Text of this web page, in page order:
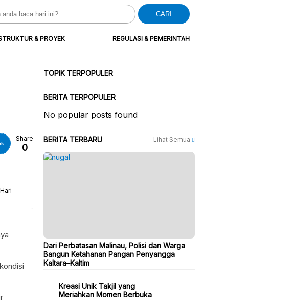
CARI
& PROYEK REGULASI & PEMERINTAH
Share
0
TOPIK TERPOPULER
BERITA TERPOPULER
No popular posts found
BERITA TERBARU Lihat Semua
Dari Perbatasan Malinau, Polisi dan Warga
Bangun Ketahanan Pangan Penyangga
Kaltara–Kaltim
Kreasi Unik Takjil yang
Meriahkan Momen Berbuka